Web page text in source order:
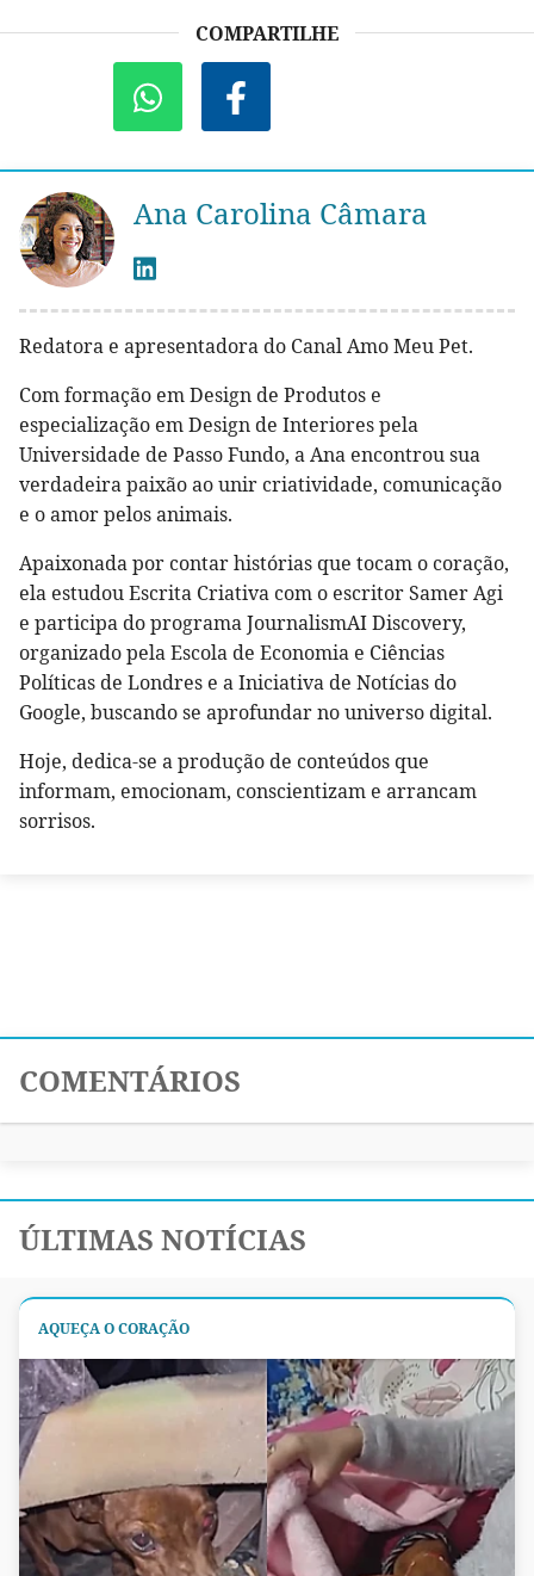
COMPARTILHE
Ana Carolina Câmara
Redatora e apresentadora do Canal Amo Meu Pet.
Com formação em Design de Produtos e
especialização em Design de Interiores pela
Universidade de Passo Fundo, a Ana encontrou sua
verdadeira paixão ao unir criatividade, comunicação
e o amor pelos animais.
Apaixonada por contar histórias que tocam o coração,
ela estudou Escrita Criativa com o escritor Samer Agi
e participa do programa JournalismAI Discovery,
organizado pela Escola de Economia e Ciências
Políticas de Londres e a Iniciativa de Notícias do
Google, buscando se aprofundar no universo digital.
Hoje, dedica-se a produção de conteúdos que
informam, emocionam, conscientizam e arrancam
sorrisos.
COMENTÁRIOS
ÚLTIMAS NOTÍCIAS
AQUEÇA O CORAÇÃO